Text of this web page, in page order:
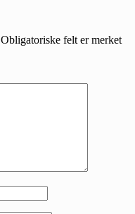
Obligatoriske felt er merket